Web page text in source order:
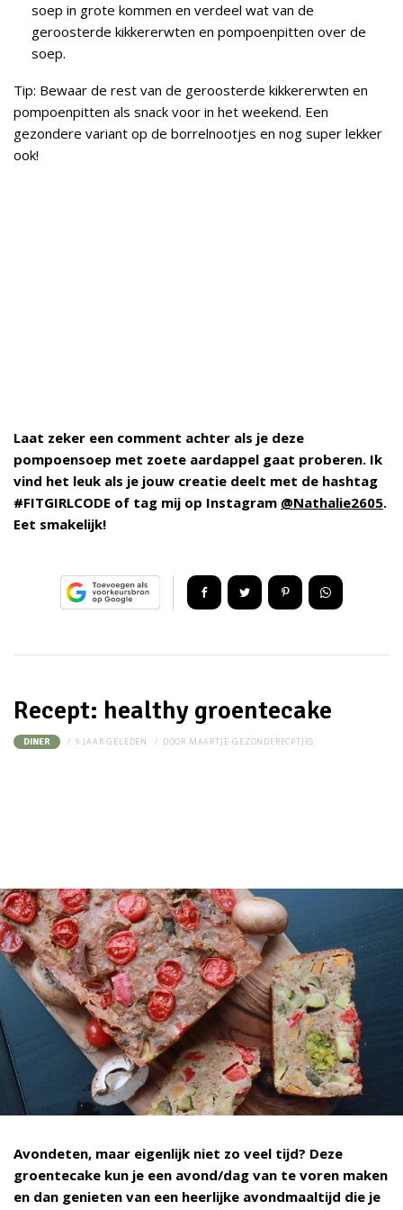
soep in grote kommen en verdeel wat van de
geroosterde kikkererwten en pompoenpitten over de
soep.
Tip: Bewaar de rest van de geroosterde kikkererwten en
pompoenpitten als snack voor in het weekend. Een
gezondere variant op de borrelnootjes en nog super lekker
ook!
Laat zeker een comment achter als je deze
pompoensoep met zoete aardappel gaat proberen. Ik
vind het leuk als je jouw creatie deelt met de hashtag
#FITGIRLCODE of tag mij op Instagram @Nathalie2605.
Eet smakelijk!
Recept: healthy groentecake
DINER 9 JAAR GELEDEN DOOR MAARTJE-GEZONDERECPTJES
Avondeten, maar eigenlijk niet zo veel tijd? Deze
groentecake kun je een avond/dag van te voren maken
en dan genieten van een heerlijke avondmaaltijd die je